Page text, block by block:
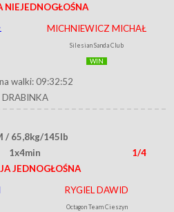
NIEJEDNOGŁOŚNA
MICHNIEWICZ MICHAŁ
Silesian Sanda Club
WIN
walki: 09:32:52
DRABINKA
/ 65,8kg/145lb
1x4min
1/4
JEDNOGŁOŚNA
RYGIEL DAWID
Octagon Team Cieszyn